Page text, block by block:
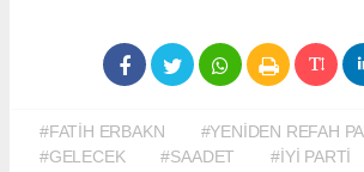
#FATİH ERBAKN #YENİDEN REFAH
#GELECEK
#SAADET #İYİ PARTİ